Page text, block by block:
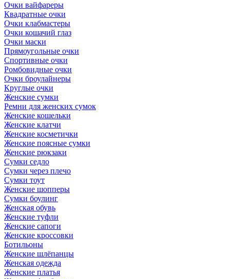
Очки вайфареры
Квадратные очки
Очки клабмастеры
Очки кошачий глаз
Очки маски
Прямоугольные очки
Спортивные очки
Ромбовидные очки
Очки броулайнеры
Круглые очки
Женские сумки
Ремни для женских сумок
Женские кошельки
Женские клатчи
Женские косметички
Женские поясные сумки
Женские рюкзаки
Сумки седло
Сумки через плечо
Сумки тоут
Женские шопперы
Сумки боулинг
Женская обувь
Женские туфли
Женские сапоги
Женские кроссовки
Ботильоны
Женские шлёпанцы
Женская одежда
Женские платья